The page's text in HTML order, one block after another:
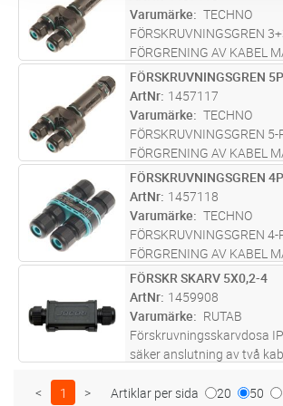
Varumärke
TECHNO
FÖRSKRUVNINGSGREN
FÖRGRENING AV KABEL
Skyddsklass IP68. Längd
32/63mm.
ST Lägg i kundvagn
FÖRSKRUVNINGSGREN
ArtNr 1457117
Varumärke
TECHNO
FÖRSKRUVNINGSGREN 5-
FÖRGRENING AV KABEL
Skyddsklass IP68. Längd
32/63mm.
ST Lägg i kundvagn
FÖRSKRUVNINGSGREN
ArtNr 1457118
Varumärke
TECHNO
FÖRSKRUVNINGSGREN 4-
FÖRGRENING AV KABEL
Skyddsklass IP68. Längd
54mm. Höjd 28mm.
ST Lägg i kundvagn
FÖRSKR SKARV 5X0,2-4
ArtNr 1459908
Varumärke
RUTAB
Förskruvningsskarvdosa
säker anslutning av två
Flexibel att använda och
< 1 > Artiklar per sida 20 50